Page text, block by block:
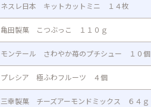
ネスレ日本 キットカットミニ １４枚
亀田製菓 こつぶっこ １１０ｇ
モンテール さわやか苺のプチシュー １０個
プレシア 極ふわフルーツ ４個
三幸製菓 チーズアーモンドミックス ６４ｇ